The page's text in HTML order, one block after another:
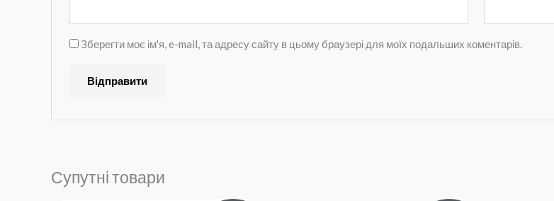
Зберегти моє ім'я, e-mail, та адресу сайту в цьому браузері для моїх подальших коментарів.
Супутні товари